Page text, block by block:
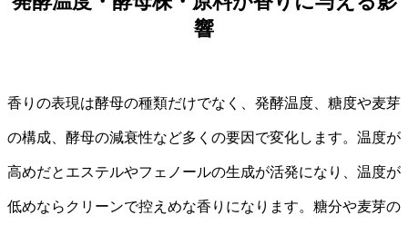
響
香りの表現は酵母の種類だけでなく、発酵温度、糖度や麦芽
の構成、酵母の減衰性など多くの要因で変化します。温度が
高めだとエステルやフェノールの生成が活発になり、温度が
低めならクリーンで控えめな香りになります。糖分や麦芽の